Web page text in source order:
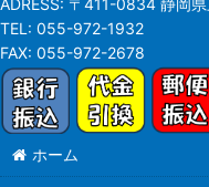
TEL: 055-972-1932
FAX: 055-972-2678
ホーム